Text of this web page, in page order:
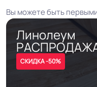
Способ укладки
Вы можете быть
Линолеум
СКИДКА -50%